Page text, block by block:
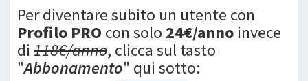
Per diventare subito un utente con
Profilo PRO con solo 24€/anno invece
di 118€/anno, clicca sul tasto
"Abbonamento" qui sotto: